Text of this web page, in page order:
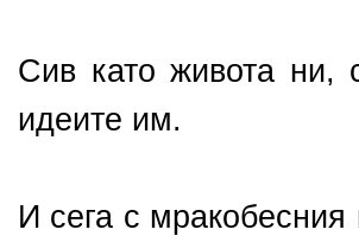
Сив като живота ни,
идеите им.
И сега с